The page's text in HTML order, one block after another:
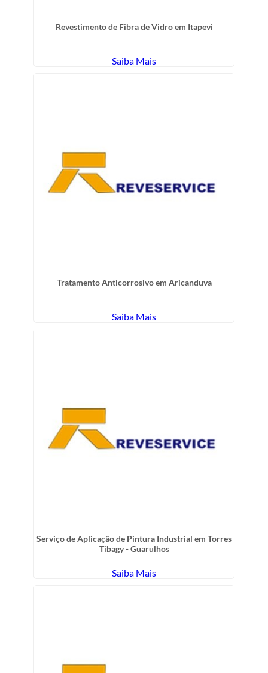
Revestimento de Fibra de Vidro em Itapevi
Saiba Mais
Tratamento Anticorrosivo em Aricanduva
Saiba Mais
Serviço de Aplicação de Pintura Industrial em Torres
Tibagy - Guarulhos
Saiba Mais